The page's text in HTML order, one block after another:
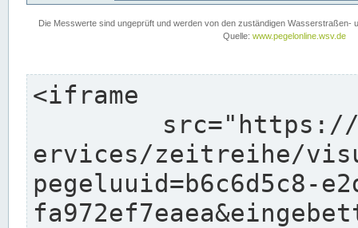
<iframe
ervices/zeitreihe/
pegeluuid=b6c6d5c8-